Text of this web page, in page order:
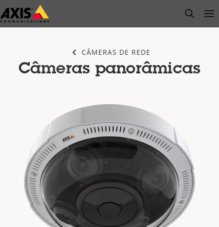
Pular
para
open
CÂMERAS DE REDE
Câmeras panorâmicas